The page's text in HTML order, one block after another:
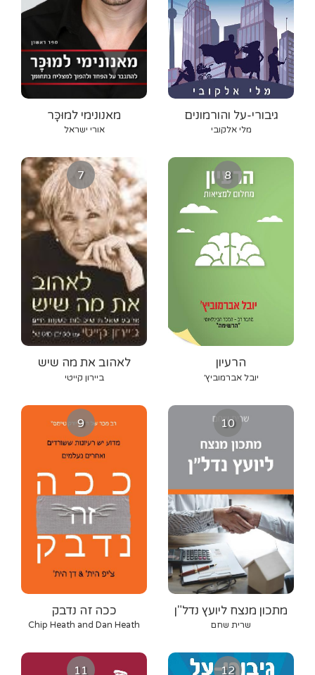
מאנונימי למוּכָּר
אורי ישראל
גיבורי-על והורמונים
מלי אלקובי
7
לאהוב את מה שיש
ביירון קייטי
8
הרעיון
יובל אברמוביץ׳
9
ככה זה נדבק
Chip Heath and Dan Heath
10
מתכון מנצח ליועץ נדל"ן
שרית שחם
11 12